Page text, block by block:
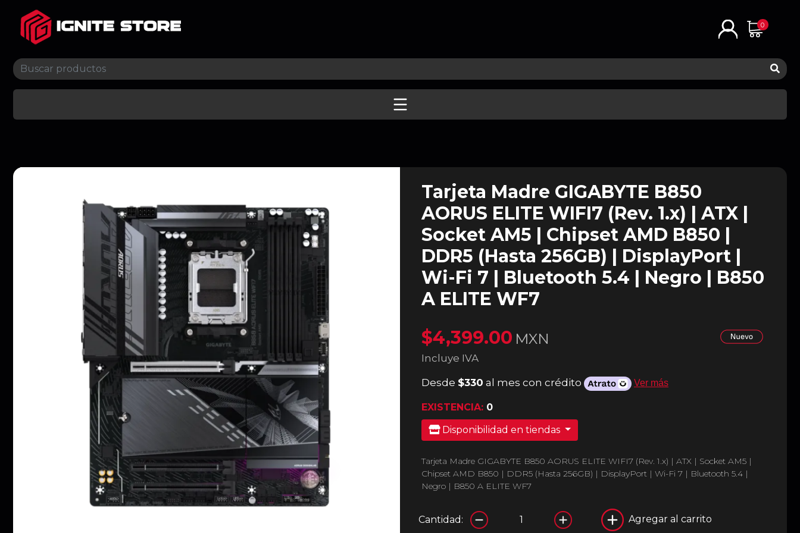
0
Tarjeta Madre GIGABYTE B850
AORUS ELITE WIFI7 (Rev. 1.x) | ATX |
Socket AM5 | Chipset AMD B850 |
DDR5 (Hasta 256GB) | DisplayPort |
Wi-Fi 7 | Bluetooth 5.4 | Negro | B850
A ELITE WF7
$4,399.00 MXN
Incluye IVA
Desde $330 al mes con crédito Ver más
EXISTENCIA: 0
Disponibilidad en tiendas
Tarjeta Madre GIGABYTE B850 AORUS ELITE WIFI7 (Rev. 1.x) | ATX | Socket AM5 |
Chipset AMD B850 | DDR5 (Hasta 256GB) | DisplayPort | Wi-Fi 7 | Bluetooth 5.4 |
Negro | B850 A ELITE WF7
Cantidad: Agregar al carrito